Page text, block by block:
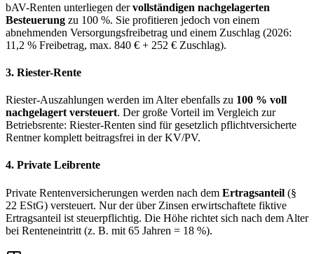
bAV-Renten unterliegen dervollständigen nachgelagerten
Besteuerung zu 100 %. Sie profitieren jedoch von einem
abnehmenden Versorgungsfreibetrag und einem Zuschlag (2026:
11,2 % Freibetrag, max. 840 € + 252 € Zuschlag).
3. Riester-Rente
Riester-Auszahlungen werden im Alter ebenfalls zu 100 % voll
nachgelagert versteuert. Der große Vorteil im Vergleich zur
Betriebsrente: Riester-Renten sind für gesetzlich pflichtversicherte
Rentner komplett beitragsfrei in der KV/PV.
4. Private Leibrente
Private Rentenversicherungen werden nach dem Ertragsanteil (§
22 EStG) versteuert. Nur der über Zinsen erwirtschaftete fiktive
Ertragsanteil ist steuerpflichtig. Die Höhe richtet sich nach dem Alter
bei Renteneintritt (z. B. mit 65 Jahren = 18 %).